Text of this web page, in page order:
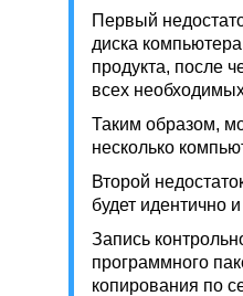
Первый
диска
продукта, после
всех
Таким образом,
несколько
Второй
будет идентично
Запись
программного
копирования по